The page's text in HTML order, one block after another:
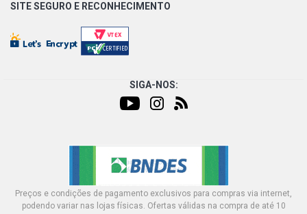
SITE SEGURO E RECONHECIMENTO
SIGA-NOS:
Preços e condições de pagamento exclusivos para compras via internet,
podendo variar nas lojas físicas. Ofertas válidas na compra de até 10